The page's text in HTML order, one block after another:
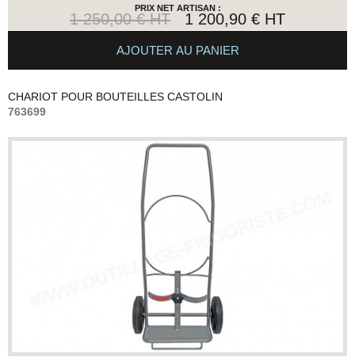
PRIX NET ARTISAN :
1 250,00 € HT 1 200,90 € HT
AJOUTER AU PANIER
CHARIOT POUR BOUTEILLES CASTOLIN
763699